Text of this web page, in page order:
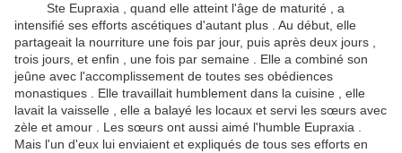
Ste Eupraxia , quand elle atteint l'âge de maturité , a
intensifié ses efforts ascétiques d'autant plus .
Au début, elle
partageait la nourriture une fois par jour, puis après deux jours ,
trois jours, et enfin , une fois par semaine .
Elle a combiné son
jeûne avec l'accomplissement de toutes ses obédiences
monastiques .
Elle travaillait humblement dans la cuisine , elle
lavait la vaisselle , elle a balayé les locaux et servi les sœurs avec
zèle et amour .
Les sœurs ont aussi aimé l'humble Eupraxia .
Mais l'un d'eux lui enviaient et expliqués de tous ses efforts en